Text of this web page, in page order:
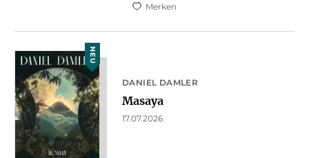
Merken
NEU
DANIEL DAMLER
Masaya
17.07.2026